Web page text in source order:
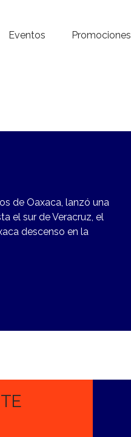
Eventos Promociones
de Oaxaca, lanzó una
el sur de Veracruz, el
descenso en la